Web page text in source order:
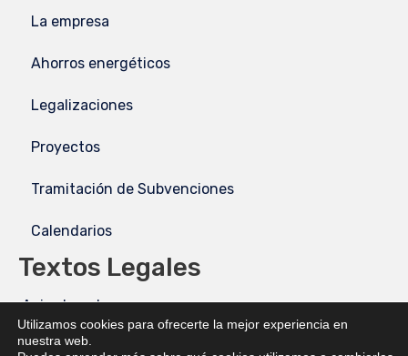
La empresa
Ahorros energéticos
Legalizaciones
Proyectos
Tramitación de Subvenciones
Calendarios
Textos Legales
Aviso Legal
Política de Privacidad
Utilizamos cookies para ofrecerte la mejor experiencia en
nuestra web.